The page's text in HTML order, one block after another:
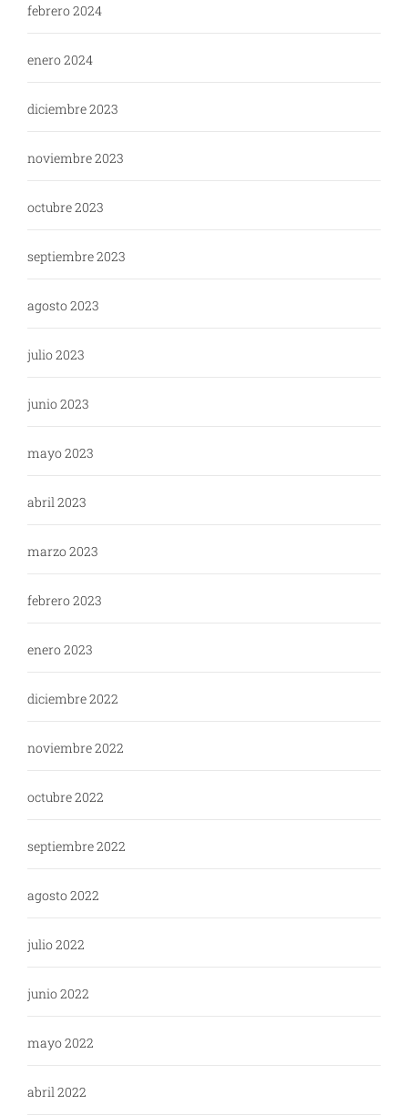
febrero 2024
enero 2024
diciembre 2023
noviembre 2023
octubre 2023
septiembre 2023
agosto 2023
julio 2023
junio 2023
mayo 2023
abril 2023
marzo 2023
febrero 2023
enero 2023
diciembre 2022
noviembre 2022
octubre 2022
septiembre 2022
agosto 2022
julio 2022
junio 2022
mayo 2022
abril 2022